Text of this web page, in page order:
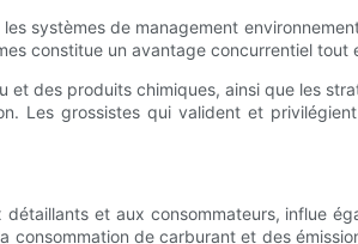
systèmes de management
constitue un avantage concurrentiel
des produits chimiques, ainsi que les
Les grossistes qui valident et
et aux consommateurs, influe
de carburant et des